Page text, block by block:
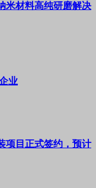
米材料高纯研磨解决
业
项目正式签约，预计